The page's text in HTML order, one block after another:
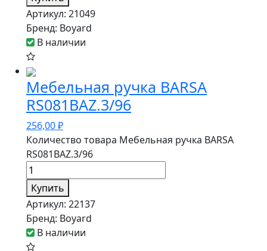
Артикул: 21049
Бренд: Boyard
В наличии
Мебельная ручка BARSA
RS081BAZ.3/96
256,00₽
Количество товара Мебельная ручка BARSA
RS081BAZ.3/96
Купить
Артикул: 22137
Бренд: Boyard
В наличии